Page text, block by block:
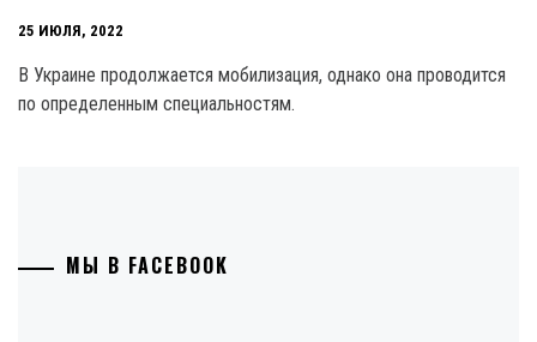
25 ИЮЛЯ, 2022
В Украине продолжается мобилизация, однако она проводится
по определенным специальностям.
МЫ В FACEBOOK